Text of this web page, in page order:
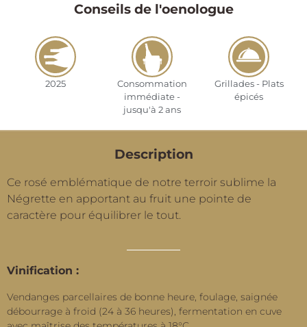
Conseils de l'oenologue
2025
Consommation
immédiate -
jusqu'à 2 ans
Grillades - Plats
épicés
Description
Ce rosé emblématique de notre terroir sublime la
Négrette en apportant au fruit une pointe de
caractère pour équilibrer le tout.
Vinification :
Vendanges parcellaires de bonne heure, foulage, saignée
débourrage à froid (24 à 36 heures), fermentation en cuve